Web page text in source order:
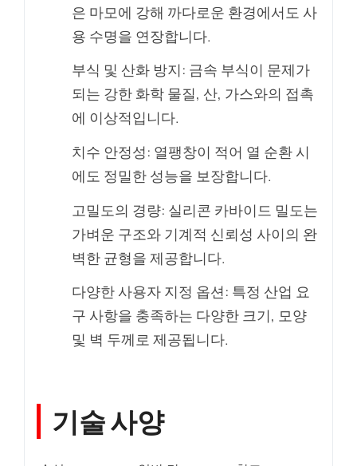
은 마모에 강해 까다로운 환경에서도 사
용 수명을 연장합니다.
부식 및 산화 방지: 금속 부식이 문제가
되는 강한 화학 물질, 산, 가스와의 접촉
에 이상적입니다.
치수 안정성: 열팽창이 적어 열 순환 시
에도 정밀한 성능을 보장합니다.
고밀도의 경량: 실리콘 카바이드 밀도는
가벼운 구조와 기계적 신뢰성 사이의 완
벽한 균형을 제공합니다.
다양한 사용자 지정 옵션: 특정 산업 요
구 사항을 충족하는 다양한 크기, 모양
및 벽 두께로 제공됩니다.
기술 사양